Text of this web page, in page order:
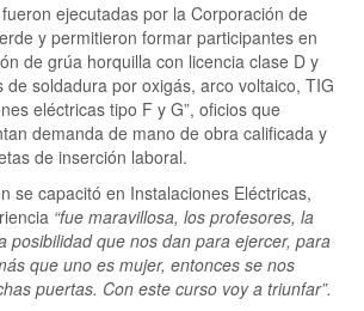
ejecutadas por la Corporación de
y permitieron formar participantes en
de grúa horquilla con licencia clase D y
de soldadura por oxigás, arco voltaico, TIG
eléctricas tipo F y G”, oficios que
demanda de mano de obra calificada y
de inserción laboral.
se capacitó en Instalaciones Eléctricas,
“fue maravillosa, los profesores, la
posibilidad que nos dan para ejercer, para
que uno es mujer, entonces se nos
puertas. Con este curso voy a triunfar”.